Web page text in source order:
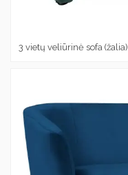
3 vietų veliūrinė sofa (žalia)